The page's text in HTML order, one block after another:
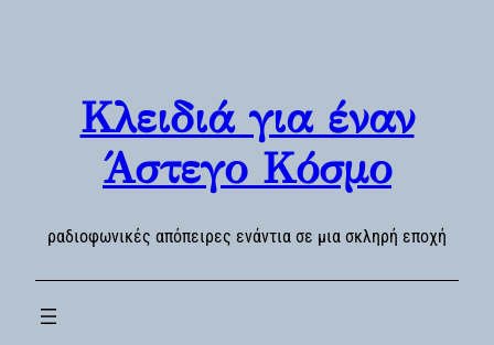
Κλειδιά για έναν
Άστεγο Κόσμο
ραδιοφωνικές απόπειρες ενάντια σε μια σκληρή εποχή